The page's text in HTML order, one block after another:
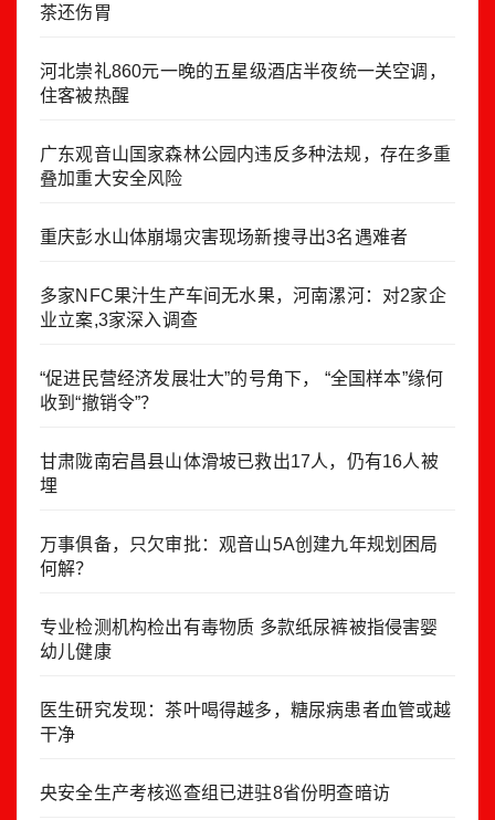
茶还伤胃
河北崇礼860元一晚的五星级酒店半夜统一关空调，
住客被热醒
广东观音山国家森林公园内违反多种法规，存在多重
叠加重大安全风险
重庆彭水山体崩塌灾害现场新搜寻出3名遇难者
多家NFC果汁生产车间无水果，河南漯河：对2家企
业立案,3家深入调查
“促进民营经济发展壮大”的号角下， “全国样本”缘何
收到“撤销令”？
甘肃陇南宕昌县山体滑坡已救出17人，仍有16人被
埋
万事俱备，只欠审批：观音山5A创建九年规划困局
何解？
专业检测机构检出有毒物质 多款纸尿裤被指侵害婴
幼儿健康
医生研究发现：茶叶喝得越多，糖尿病患者血管或越
干净
央安全生产考核巡查组已进驻8省份明查暗访